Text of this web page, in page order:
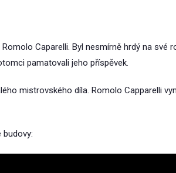
Caparelli. Byl nesmírně hrdý na své
pamatovali jeho příspěvek.
mistrovského díla. Romolo Capparelli
budovy: